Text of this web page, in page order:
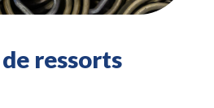
ressorts